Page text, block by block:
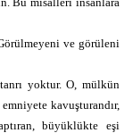
ve görüleni
yoktur. O, mülkün
kavuşturandır,
büyüklükte eşi